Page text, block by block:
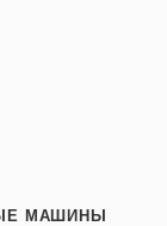
МАШИНЫ